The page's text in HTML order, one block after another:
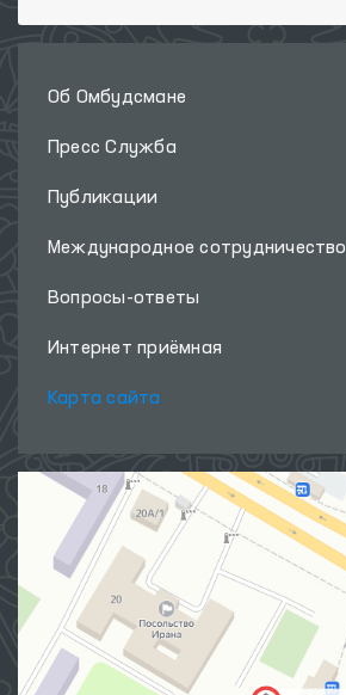
Об Омбудсмане
Пресс Служба
Публикации
Международное сотрудничество
Вопросы-ответы
Интернет приёмная
Карта сайта